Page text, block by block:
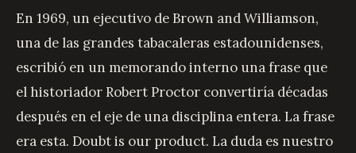
En 1969, un ejecutivo de Brown and Williamson,
una de las grandes tabacaleras estadounidenses,
escribió en un memorando interno una frase que
el historiador Robert Proctor convertiría décadas
después en el eje de una disciplina entera. La frase
era esta. Doubt is our product. La duda es nuestro